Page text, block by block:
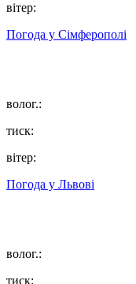
вітер:
Погода у Сімферополі
волог.:
тиск:
вітер:
Погода у Львові
волог.:
тиск: